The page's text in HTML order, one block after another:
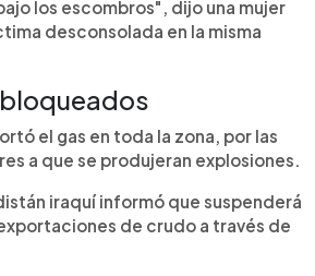
los escombros", dijo una mujer
desconsolada en la misma
el gas en toda la zona, por las
a que se produjeran explosiones.
iraquí informó que suspenderá
de crudo a través de